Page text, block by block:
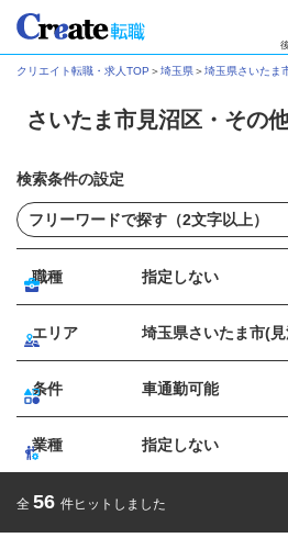
クリエイト転職・求人TOP ＞埼玉県＞埼玉県さいたま
さいたま市見沼区・その
検索条件の設定
職種 指定しない
エリア 埼玉県さいたま市(
条件 車通勤可能
業種 指定しない
全 56 件ヒットしました